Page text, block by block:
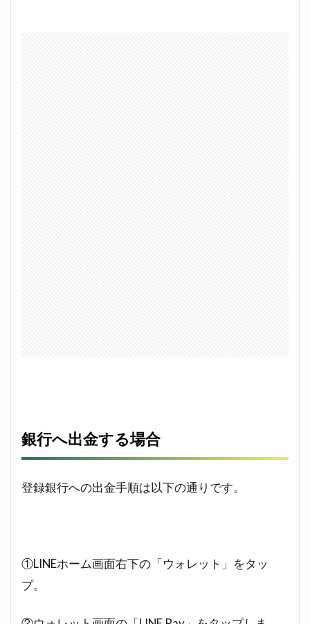
銀行へ出金する場合
登録銀行への出金手順は以下の通りです。
①LINEホーム画面右下の「ウォレット」をタッ
プ。